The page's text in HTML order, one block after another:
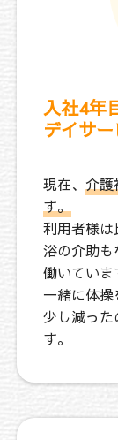
入社4年
デイサ
現在、 介護
す。
利用者様
浴の介助も
働いていま
一緒に体
少し減った
す。